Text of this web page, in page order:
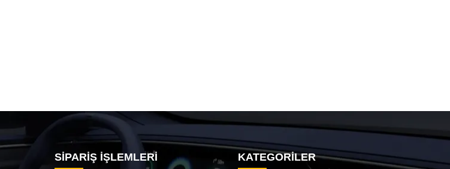
SİPARİŞ İŞLEMLERİ KATEGORİLER